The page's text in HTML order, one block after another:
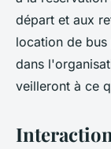
départ et aux
location de
dans
veilleront à ce